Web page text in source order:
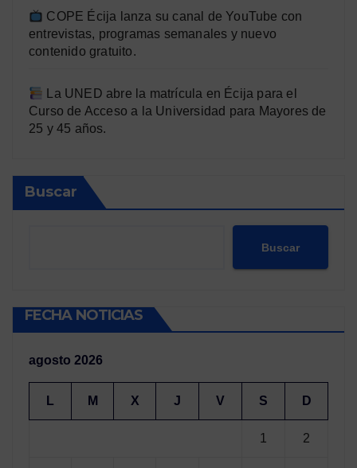
COPE Écija lanza su canal de YouTube con
entrevistas, programas semanales y nuevo
contenido gratuito.
La UNED abre la matrícula en Écija para el
Curso de Acceso a la Universidad para Mayores de
25 y 45 años.
Buscar
Buscar
FECHA NOTICIAS
agosto 2026
L M X J V S D
1 2